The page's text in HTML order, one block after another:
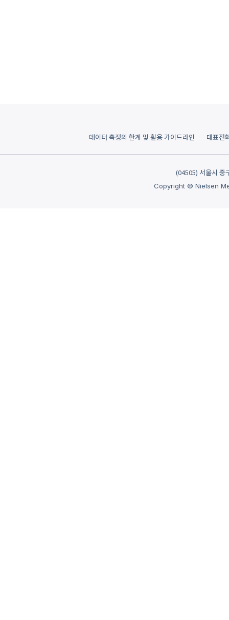
데이터 측정의 한계 및 활용 가이드라인 대표전
(04505) 서울시 중
Copyright © Nielsen